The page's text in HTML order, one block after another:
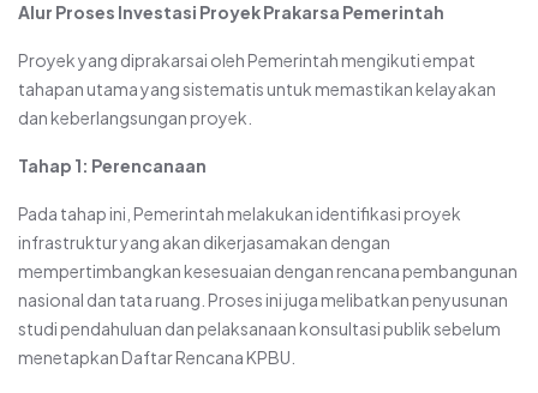
Alur Proses Investasi Proyek Prakarsa Pemerintah
Proyek yang diprakarsai oleh Pemerintah mengikuti empat
tahapan utama yang sistematis untuk memastikan kelayakan
dan keberlangsungan proyek.
Tahap 1: Perencanaan
Pada tahap ini, Pemerintah melakukan identifikasi proyek
infrastruktur yang akan dikerjasamakan dengan
mempertimbangkan kesesuaian dengan rencana pembangunan
nasional dan tata ruang. Proses ini juga melibatkan penyusunan
studi pendahuluan dan pelaksanaan konsultasi publik sebelum
menetapkan Daftar Rencana KPBU.